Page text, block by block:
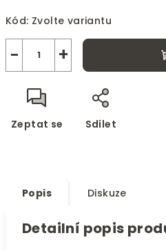
cena:
Kód: Zvolte variantu
+
−
Zeptat se Sdílet
Popis Diskuze
Detailní popis